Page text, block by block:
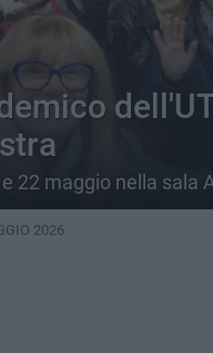
22 maggio nella sala
2026